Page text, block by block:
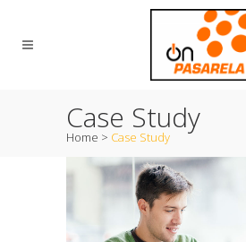
Case Study
Home > Case Study